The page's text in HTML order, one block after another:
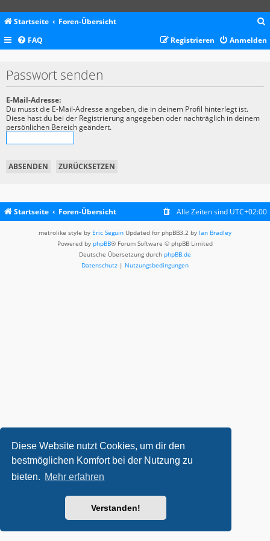
Diese Website nutzt Cookies, um dir den
bestmöglichen Komfort bei der Nutzung zu
bieten. Mehr erfahren
Verstanden!
Startseite Foren-Übersicht
c
FAQ Anmelden
Registrieren
Passwort senden
E-Mail-Adresse:
Du musst die E-Mail-Adresse angeben, die in deinem Profil hinterlegt ist.
Diese hast du bei der Registrierung angegeben oder nachträglich in deinem
persönlichen Bereich geändert.
Startseite Foren-Übersicht Alle Zeiten sind UTC+02:00
metrolike style by Eric Seguin Updated for phpBB3.2 by Ian Bradley
Powered by phpBB® Forum Software © phpBB Limited
Deutsche Übersetzung durch phpBB.de
Datenschutz | Nutzungsbedingungen